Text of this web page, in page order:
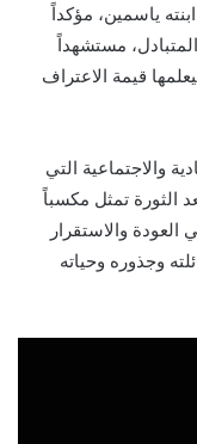
ياسمين، مؤكداً
المتبادل، مستشهداً
قيمة الاعتراف
والاجتماعية التي
الثورة تمثل مكسباً
العودة والاستقرار
وجذوره وحياته